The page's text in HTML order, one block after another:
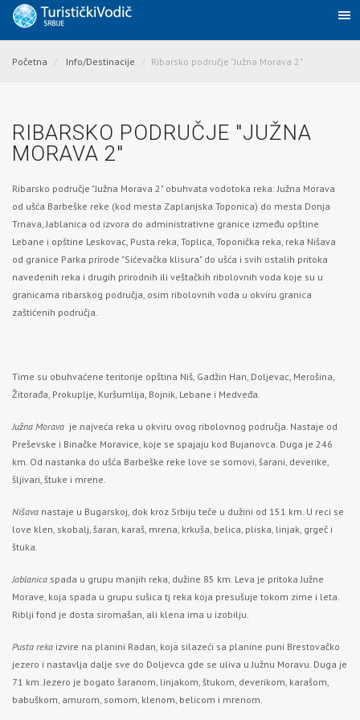
Početna Info/Destinacije Ribarsko područje "Južna Morava 2"
RIBARSKO PODRUČJE "JUŽNA
MORAVA 2"
Ribarsko područje "Južna Morava 2" obuhvata vodotoka reka: Južna Morava
od ušća Barbeške reke (kod mesta Zaplanjska Toponica) do mesta Donja
Trnava, Jablanica od izvora do administrativne granice između opštine
Lebane i opštine Leskovac, Pusta reka, Toplica, Toponička reka, reka Nišava
od granice Parka prirode "Sićevačka klisura" do ušća i svih ostalih pritoka
navedenih reka i drugih prirodnih ili veštačkih ribolovnih voda koje su u
granicama ribarskog područja, osim ribolovnih voda u okviru granica
zaštićenih područja.
Time su obuhvaćene teritorije opština Niš, Gadžin Han, Doljevac, Merošina,
Žitorađa, Prokuplje, Kuršumlija, Bojnik, Lebane i Medveđa.
Južna Morava je najveća reka u okviru ovog ribolovnog područja. Nastaje od
Preševske i Binačke Moravice, koje se spajaju kod Bujanovca. Duga je 246
km. Od nastanka do ušća Barbeške reke love se somovi, šarani, deverike,
šljivari, štuke i mrene.
Nišava nastaje u Bugarskoj, dok kroz Srbiju teče u dužini od 151 km. U reci se
love klen, skobalj, šaran, karaš, mrena, krkuša, belica, pliska, linjak, grgeč i
štuka.
Jablanica spada u grupu manjih reka, dužine 85 km. Leva je pritoka Južne
Morave, koja spada u grupu sušica tj reka koja presušuje tokom zime i leta.
Riblji fond je dosta siromašan, ali klena ima u izobilju.
Pusta reka izvire na planini Radan, koja silazeći sa planine puni Brestovačko
jezero i nastavlja dalje sve do Doljevca gde se uliva u Južnu Moravu. Duga je
71 km. Jezero je bogato šaranom, linjakom, štukom, deverikom, karašom,
babuškom, amurom, somom, klenom, belicom i mrenom.